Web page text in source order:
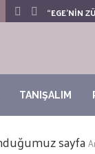
“EGE’NIN
TANIŞALIM
sayfa